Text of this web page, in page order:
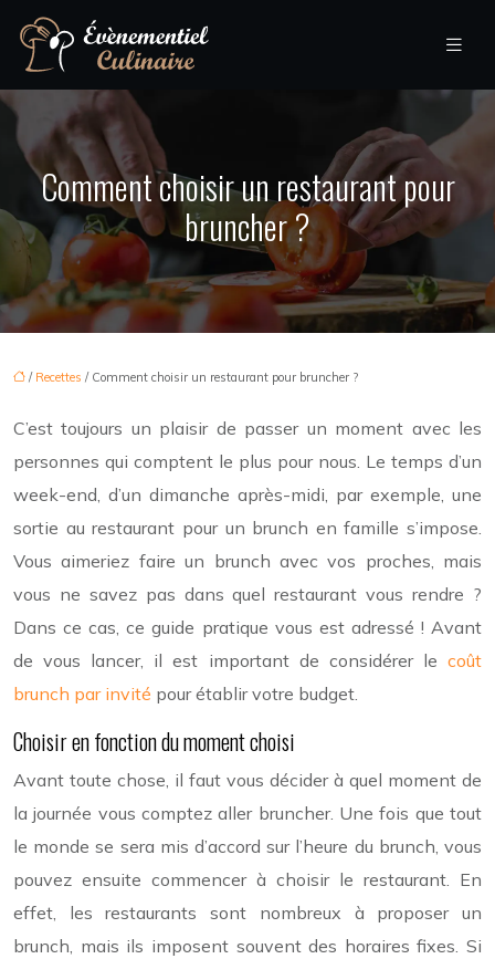
Comment choisir un restaurant pour
bruncher ?
/ Recettes / Comment choisir un restaurant pour bruncher ?
C’est toujours un plaisir de passer un moment avec les
personnes qui comptent le plus pour nous. Le temps d’un
week-end, d’un dimanche après-midi, par exemple, une
sortie au restaurant pour un brunch en famille s’impose.
Vous aimeriez faire un brunch avec vos proches, mais
vous ne savez pas dans quel restaurant vous rendre ?
Dans ce cas, ce guide pratique vous est adressé ! Avant
de vous lancer, il est important de considérer le coût
brunch par invité pour établir votre budget.
Choisir en fonction du moment choisi
Avant toute chose, il faut vous décider à quel moment de
la journée vous comptez aller bruncher. Une fois que tout
le monde se sera mis d’accord sur l’heure du brunch, vous
pouvez ensuite commencer à choisir le restaurant. En
effet, les restaurants sont nombreux à proposer un
brunch, mais ils imposent souvent des horaires fixes. Si